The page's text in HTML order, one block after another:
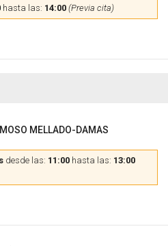
hasta las: 14:00 (Previa cita)
MELLADO-DAMAS
desde las: 11:00 hasta las: 13:00